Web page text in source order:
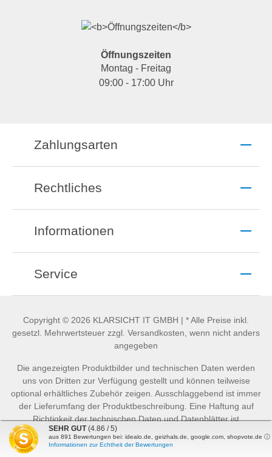
Öffnungszeiten
Montag - Freitag
09:00 - 17:00 Uhr
Zahlungsarten
Rechtliches
Informationen
Service
Copyright © 2026 KLARSICHT IT GMBH | * Alle Preise inkl.
gesetzl. Mehrwertsteuer zzgl. Versandkosten, wenn nicht anders
angegeben
Die angezeigten Produktbilder und technischen Daten werden
uns von Dritten zur Verfügung gestellt und können teilweise
optional erhältliches Zubehör zeigen. Ausschlaggebend ist immer
der Lieferumfang der Produktbeschreibung. Eine Haftung auf
Richtigkeit der technischen Daten und Datenblätter ist
ausgeschlossen.
SEHR GUT (4.86 / 5)
aus 891 Bewertungen bei: idealo.de, geizhals.de, google.com, shopvote.de ⓘ
Informationen zur Echtheit der Bewertungen